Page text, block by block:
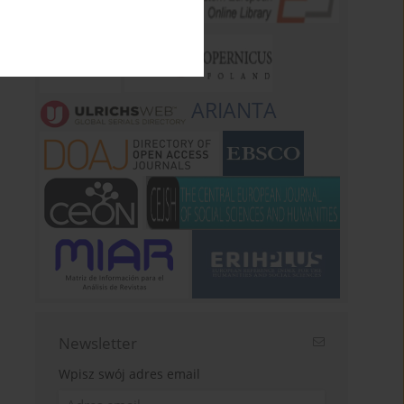
ARIANTA
Newsletter
Wpisz swój adres email